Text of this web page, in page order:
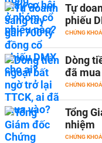
Tự
phiếu
CHỨNG
Dòng
đã
CHỨNG
Tổng
nhiệm
CHỨNG